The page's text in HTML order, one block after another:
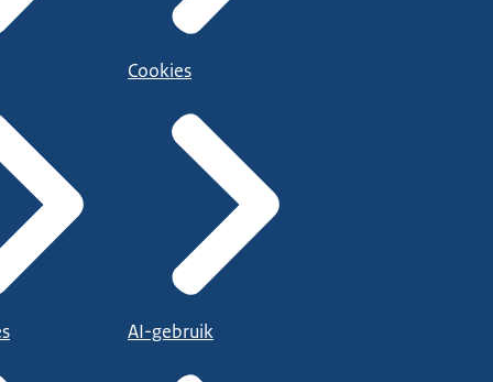
Cookies
AI-gebruik